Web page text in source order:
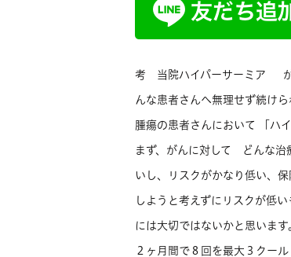
考 当院ハイパーサーミア が
んな患者さんへ無理せず続け
腫瘍の患者さんにおいて 「ハ
まず、がんに対して どんな治
いし、リスクがかなり低い、
しようと考えずにリスクが低
には大切ではないかと思いま
２ヶ月間で８回を最大３クー